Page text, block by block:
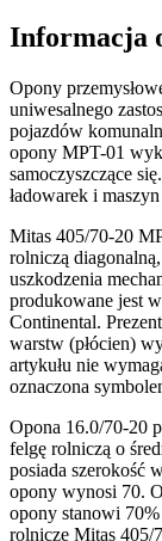
Informacja
Opony
uniwesalnego
pojazdów
opony MPT-01
samoczyszczące
ładowarek i
Mitas 405/70-20
rolniczą
uszkodzenia
produkowane jest
Continental.
warstw (płócien)
artykułu nie
oznaczona
Opona 16.0/70-20
felgę rolniczą o
posiada szerokość
opony wynosi 70.
opony stanowi
rolnicze Mitas